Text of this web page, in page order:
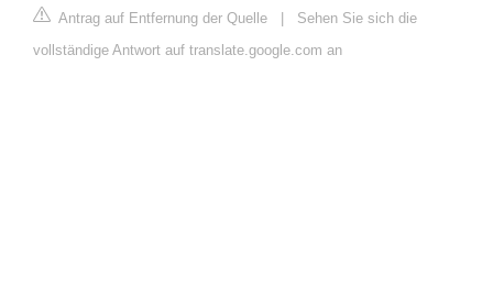
Antrag auf Entfernung der Quelle | Sehen Sie sich die
vollständige Antwort auf translate.google.com an